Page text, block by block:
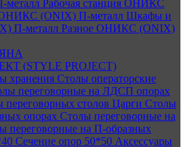
Рабочая станция ОНИКС
(ONIX) П-металл Шкафы и
П-металл Разное ОНИКС (ONIX)
(STYLE PROJECT)
хранения Столы операторские
переговорные на ЛДСП опорах
переговорных столов Царги Столы
опорах Столы переговорные на
переговорные на П-образных
Сечение опор 50*50 Аксессуары